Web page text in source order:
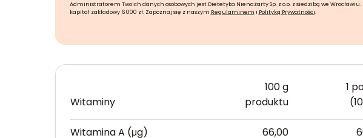
Administratorem Twoich danych osobowych jest Dietetyka Nienażarty Sp. z o.o. z siedzibą we Wrocławiu.
kapitał zakładowy 6 000 zł. Zapoznaj się z naszym Regulaminem i Polityką Prywatności.
Witaminy
100 g
produktu
1
Witamina A (μg) 66,00